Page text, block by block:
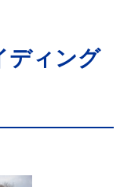
ディング